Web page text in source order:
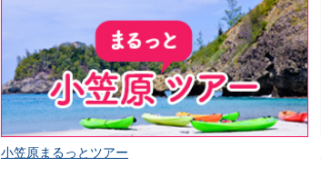
小笠原まるっとツアー